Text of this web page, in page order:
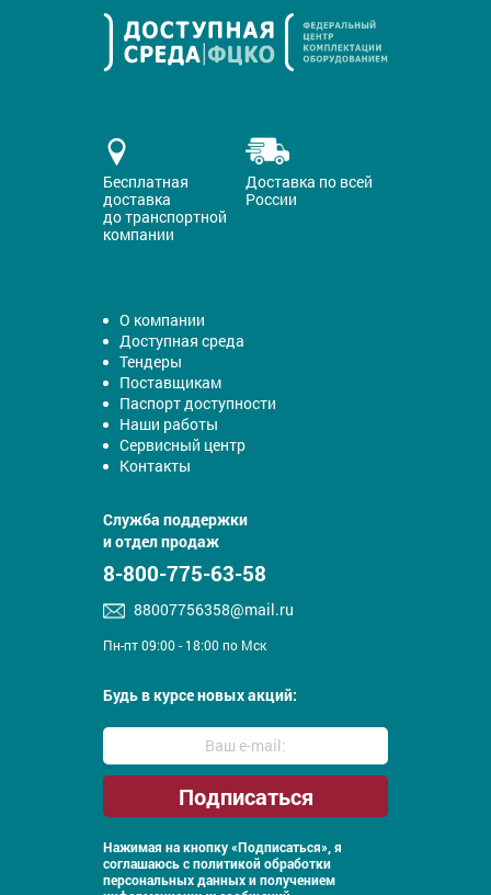
Бесплатная
доставка
до транспортной
компании
Доставка по всей
России
О компании
Доступная среда
Тендеры
Поставщикам
Паспорт доступности
Наши работы
Сервисный центр
Контакты
Служба поддержки
и отдел продаж
8-800-775-63-58
88007756358@mail.ru
Пн-пт 09:00 - 18:00 по Мск
Будь в курсе новых акций:
Нажимая на кнопку «Подписаться», я
соглашаюсь с политикой обработки
персональных данных и получением